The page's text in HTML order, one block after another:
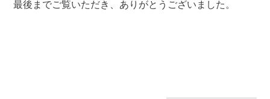
最後までご覧いただき、ありがとうございました。